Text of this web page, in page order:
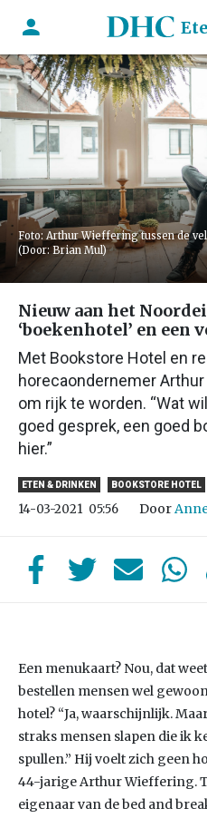
Foto: Arthur Wieffering tussen de
(Door: Brian Mul)
Nieuw aan het
‘boekenhotel’ en
Met Bookstore Hotel en
horecaondernemer
om rijk te worden. “Wat
goed gesprek, een goed
hier.”
ETEN & DRINKEN BOOKSTORE HOTEL
14-03-2021 05:56 Door
Een menukaart? Nou, dat
bestellen mensen wel
hotel? “Ja, waarschijnlijk.
straks mensen slapen die ik
spullen.” Hij voelt zich geen
44-jarige Arthur Wieffering.
eigenaar van de bed and